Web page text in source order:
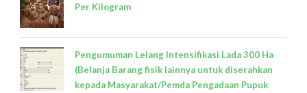
Per Kilogram
Pengumuman Lelang Intensifikasi Lada 300 Ha
(Belanja Barang fisik lainnya untuk diserahkan
kepada Masyarakat/Pemda Pengadaan Pupuk